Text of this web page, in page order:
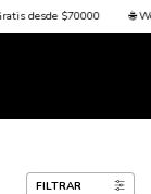
🌐 Worldwide Shipping 🌐
FILTRAR